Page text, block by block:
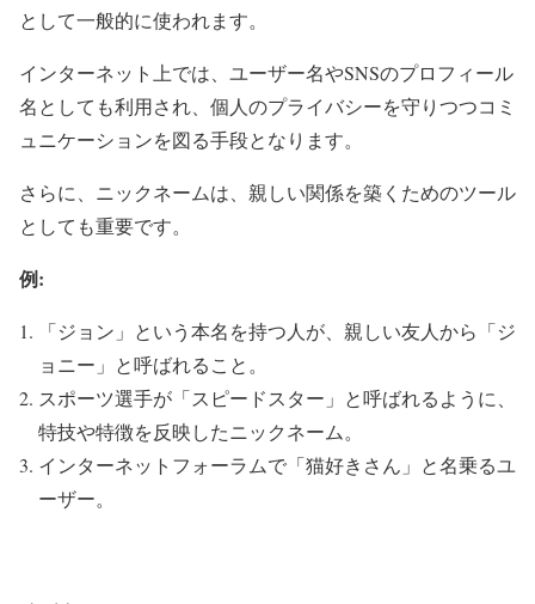
として一般的に使われます。
インターネット上では、ユーザー名やSNSのプロフィール
名としても利用され、個人のプライバシーを守りつつコミ
ュニケーションを図る手段となります。
さらに、ニックネームは、親しい関係を築くためのツール
としても重要です。
例:
「ジョン」という本名を持つ人が、親しい友人から「ジ
ョニー」と呼ばれること。
スポーツ選手が「スピードスター」と呼ばれるように、
特技や特徴を反映したニックネーム。
インターネットフォーラムで「猫好きさん」と名乗るユ
ーザー。